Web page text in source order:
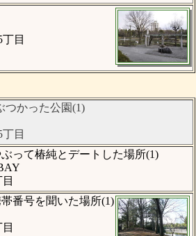
目
つかった公園(1)
目
って椿純とデートした場所(1)
番号を聞いた場所(1)